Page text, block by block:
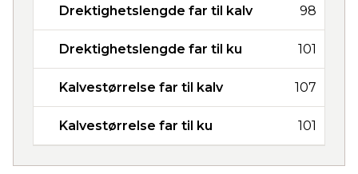
Drektighetslengde far til kalv 98
Drektighetslengde far til ku 101
Kalvestørrelse far til kalv 107
Kalvestørrelse far til ku 101